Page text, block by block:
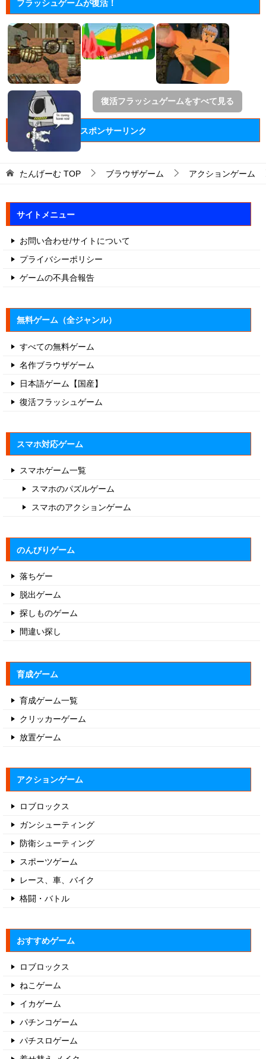
フラッシュゲームが復活！
復活フラッシュゲームをすべて見る
スポンサーリンク
たんげーむ TOP ブラウザゲーム アクションゲーム
サイトメニュー
お問い合わせ/サイトについて
プライバシーポリシー
ゲームの不具合報告
無料ゲーム（全ジャンル）
すべての無料ゲーム
名作ブラウザゲーム
日本語ゲーム【国産】
復活フラッシュゲーム
スマホ対応ゲーム
スマホゲーム一覧
スマホのパズルゲーム
スマホのアクションゲーム
のんびりゲーム
落ちゲー
脱出ゲーム
探しものゲーム
間違い探し
育成ゲーム
育成ゲーム一覧
クリッカーゲーム
放置ゲーム
アクションゲーム
ロブロックス
ガンシューティング
防衛シューティング
スポーツゲーム
レース、車、バイク
格闘・バトル
おすすめゲーム
ロブロックス
ねこゲーム
イカゲーム
パチンコゲーム
パチスロゲーム